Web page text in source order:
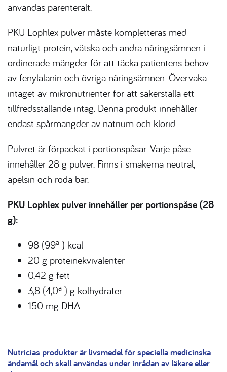
användas parenteralt.
PKU Lophlex pulver måste kompletteras med
naturligt protein, vätska och andra näringsämnen i
ordinerade mängder för att täcka patientens behov
av fenylalanin och övriga näringsämnen. Övervaka
intaget av mikronutrienter för att säkerställa ett
tillfredsställande intag. Denna produkt innehåller
endast spårmängder av natrium och klorid.
Pulvret är förpackat i portionspåsar. Varje påse
innehåller 28 g pulver. Finns i smakerna neutral,
apelsin och röda bär.
PKU Lophlex pulver innehåller per portionspåse (28
g):
98 (99a ) kcal
20 g proteinekvivalenter
0,42 g fett
3,8 (4,0a ) g kolhydrater
150 mg DHA
Nutricias produkter är livsmedel för speciella medicinska
ändamål och skall användas under inrådan av läkare eller